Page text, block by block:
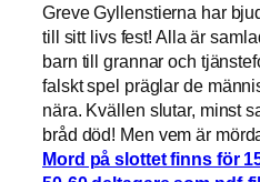
Greve Gyllenstierna har
till sitt livs fest! Alla är
barn till grannar och
falskt spel präglar de
nära. Kvällen slutar, minst
bråd död! Men vem är
Mord på slottet finns för